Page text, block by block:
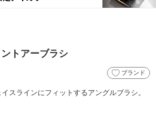
トアーブラシ
ブランド
スラインにフィットするアングルブラシ。